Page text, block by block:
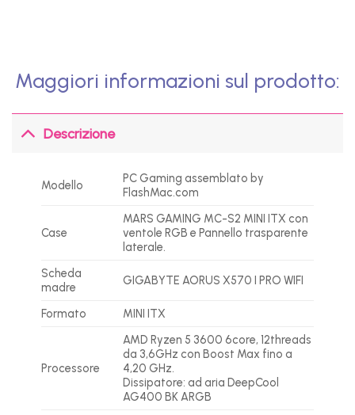
Maggiori informazioni sul prodotto:
Descrizione
Modello
PC Gaming assemblato by
FlashMac.com
Case
MARS GAMING MC-S2 MINI ITX con
ventole RGB e Pannello trasparente
laterale.
Scheda
madre
GIGABYTE AORUS X570 I PRO WIFI
Formato MINI ITX
Processore
AMD Ryzen 5 3600 6core, 12threads
da 3,6GHz con Boost Max fino a
4,20 GHz.
Dissipatore: ad aria DeepCool
AG400 BK ARGB